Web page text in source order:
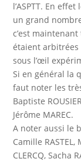
l’ASPTT. En
un grand
c’est
étaient arbitrées
sous l’œil
Si en général la
faut noter les
Baptiste
Jérôme MAREC.
A noter aussi le
Camille RASTEL,
CLERCQ, Sacha